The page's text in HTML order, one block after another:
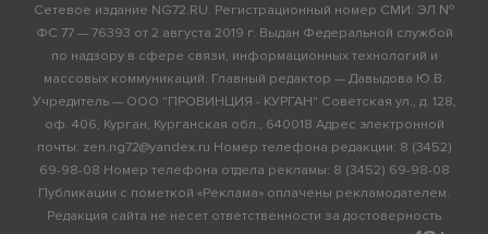
Сетевое издание NG72.RU. Регистрационный номер СМИ: ЭЛ №
ФС 77 — 76393 от 2 августа 2019 г. Выдан Федеральной службой
по надзору в сфере связи, информационных технологий и
массовых коммуникаций. Главный редактор — Давыдова Ю.В.
Учредитель — ООО "ПРОВИНЦИЯ - КУРГАН" Советская ул., д. 128,
оф. 406, Курган, Курганская обл., 640018 Адрес электронной
почты: zen.ng72@yandex.ru Номер телефона редакции: 8 (3452)
69-98-08 Номер телефона отдела рекламы: 8 (3452) 69-98-08
Публикации с пометкой «Реклама» оплачены рекламодателем.
Редакция сайта не несет ответственности за достоверность